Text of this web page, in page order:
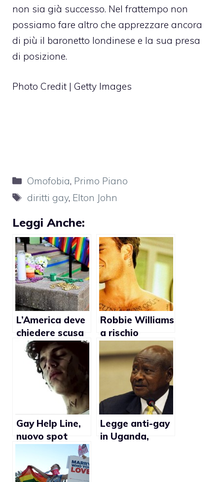
non sia già successo. Nel frattempo non
possiamo fare altro che apprezzare ancora
di più il baronetto londinese e la sua presa
di posizione.
Photo Credit | Getty Images
Categorie
Omofobia, Primo Piano
Tag
diritti gay, Elton John
Leggi Anche:
L’America deve
chiedere scusa
alla Comunità
LGBTQ
Robbie Williams
a rischio
Russia
Gay Help Line,
nuovo spot
2014 (VIDEO)
Legge anti-gay
in Uganda,